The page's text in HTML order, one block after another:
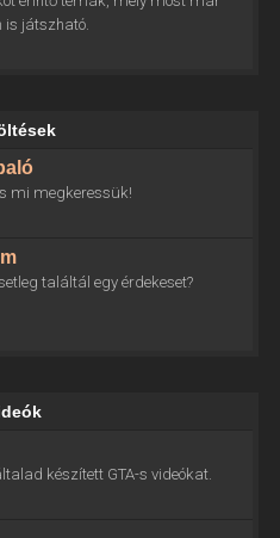
is játszható.
mi megkeressük!
találtál egy érdekeset?
készített GTA-s videókat.